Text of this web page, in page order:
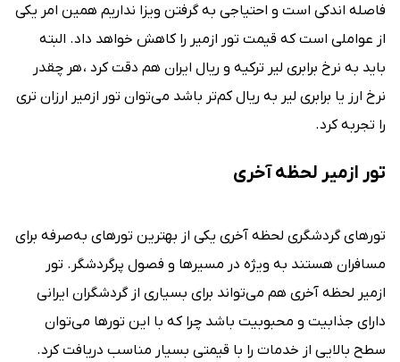
فاصله اندکی است و احتیاجی به گرفتن ویزا نداریم همین امر یکی
از عواملی است که قیمت تور ازمیر را کاهش خواهد داد. البته
باید به نرخ برابری لیر ترکیه و ریال ایران هم دقت کرد ، هر چقدر
نرخ ارز یا برابری لیر به ریال کم‌تر باشد می‌توان تور ازمیر ارزان تری
را تجربه کرد.
تور ازمیر لحظه آخری
تورهای گردشگری لحظه آخری یکی از بهترین تورهای به‌صرفه برای
مسافران هستند به ویژه در مسیرها و فصول پرگردشگر. تور
ازمیر لحظه آخری هم می‌تواند برای بسیاری از گردشگران ایرانی
دارای جذابیت و محبوبیت باشد چرا که با این تورها می‌توان
سطح بالایی از خدمات را با قیمتی بسیار مناسب دریافت کرد.